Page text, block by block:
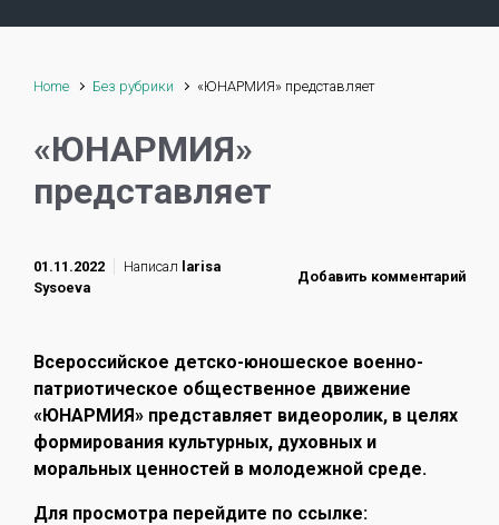
Home Без рубрики «ЮНАРМИЯ» представляет
«ЮНАРМИЯ»
представляет
01.11.2022 Написал larisa
Sysoeva
Добавить комментарий
Всероссийское детско-юношеское военно-
патриотическое общественное движение
«ЮНАРМИЯ» представляет видеоролик, в целях
формирования культурных, духовных и
моральных ценностей в молодежной среде.
Для просмотра перейдите по ссылке: